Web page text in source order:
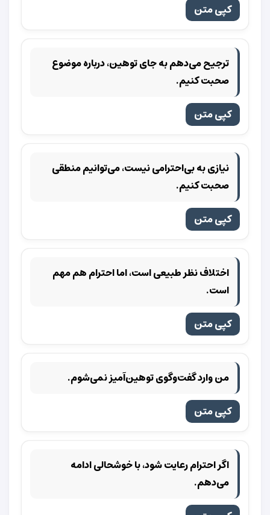
کپی متن
ترجیح می‌دهم به جای توهین، درباره موضوع
صحبت کنیم.
کپی متن
نیازی به بی‌احترامی نیست، می‌توانیم منطقی
صحبت کنیم.
کپی متن
اختلاف نظر طبیعی است، اما احترام هم مهم
است.
کپی متن
من وارد گفت‌وگوی توهین‌آمیز نمی‌شوم.
کپی متن
اگر احترام رعایت شود، با خوشحالی ادامه
می‌دهم.